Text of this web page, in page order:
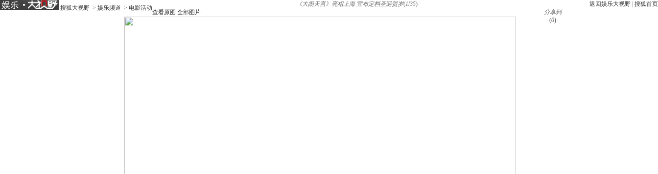
搜狐大视野 > 娱乐频道 > 电影活动
返回娱乐大视野 搜狐首页
《大闹天宫》亮相上海 宣布定档圣诞贺岁(1/35)
查看原图 全部图片
分享到
(0)